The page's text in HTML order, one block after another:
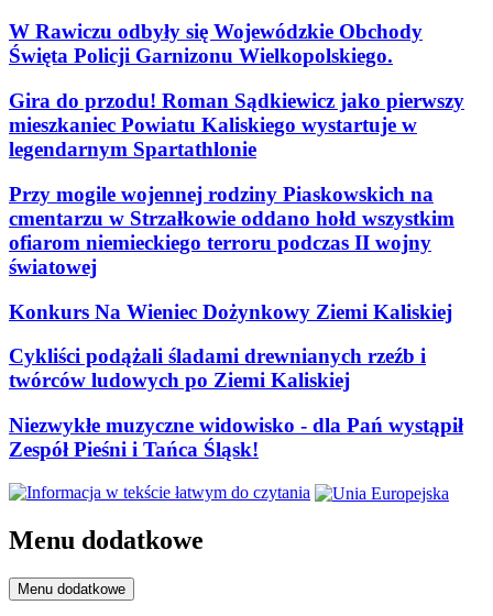
W Rawiczu odbyły się Wojewódzkie Obchody
Święta Policji Garnizonu Wielkopolskiego.
Gira do przodu! Roman Sądkiewicz jako pierwszy
mieszkaniec Powiatu Kaliskiego wystartuje w
legendarnym Spartathlonie
Przy mogile wojennej rodziny Piaskowskich na
cmentarzu w Strzałkowie oddano hołd wszystkim
ofiarom niemieckiego terroru podczas II wojny
światowej
Konkurs Na Wieniec Dożynkowy Ziemi Kaliskiej
Cykliści podążali śladami drewnianych rzeźb i
twórców ludowych po Ziemi Kaliskiej
Niezwykłe muzyczne widowisko - dla Pań wystąpił
Zespół Pieśni i Tańca Śląsk!
Menu dodatkowe
Menu dodatkowe